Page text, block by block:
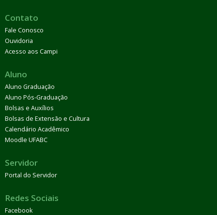
Contato
Fale Conosco
Ouvidoria
Acesso aos Campi
Aluno
Aluno Graduação
Aluno Pós-Graduação
Bolsas e Auxílios
Bolsas de Extensão e Cultura
Calendário Acadêmico
Moodle UFABC
Servidor
Portal do Servidor
Redes Sociais
Facebook